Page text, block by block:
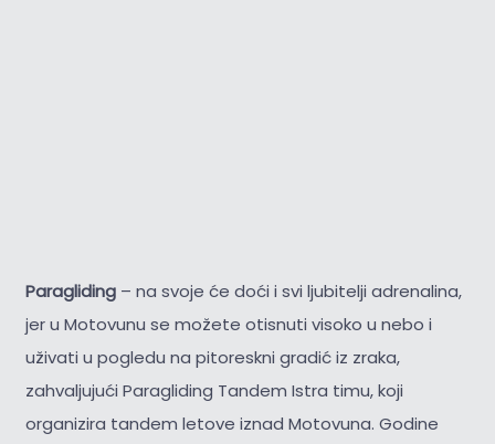
Paragliding – na svoje će doći i svi ljubitelji adrenalina,
jer u Motovunu se možete otisnuti visoko u nebo i
uživati u pogledu na pitoreskni gradić iz zraka,
zahvaljujući Paragliding Tandem Istra timu, koji
organizira tandem letove iznad Motovuna. Godine